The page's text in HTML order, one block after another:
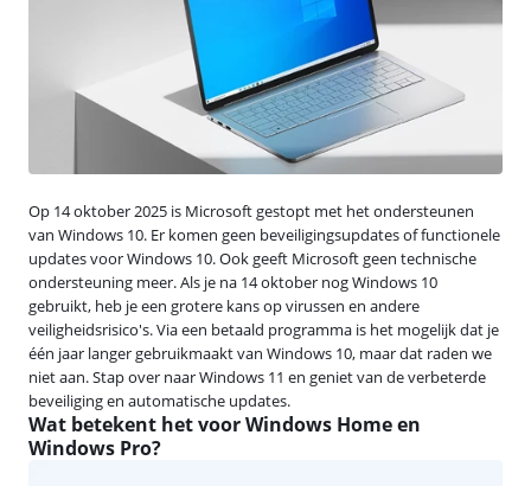
Op 14 oktober 2025 is Microsoft gestopt met het ondersteunen
van Windows 10. Er komen geen beveiligingsupdates of functionele
updates voor Windows 10. Ook geeft Microsoft geen technische
ondersteuning meer. Als je na 14 oktober nog Windows 10
gebruikt, heb je een grotere kans op virussen en andere
veiligheidsrisico's. Via een betaald programma is het mogelijk dat je
één jaar langer gebruikmaakt van Windows 10, maar dat raden we
niet aan. Stap over naar Windows 11 en geniet van de verbeterde
beveiliging en automatische updates.
Wat betekent het voor Windows Home en
Windows Pro?